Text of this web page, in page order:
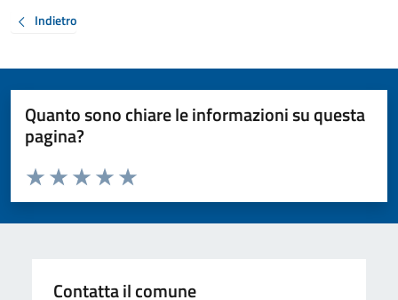
Indietro
Quanto sono chiare le informazioni su questa
pagina?
Valuta da 1 a 5 stelle la pagina
Valuta 5 stelle su 5
Valuta 4 stelle su 5
Valuta 3 stelle su 5
Valuta 2 stelle su 5
Valuta 1 stelle su 5
Contatta il comune